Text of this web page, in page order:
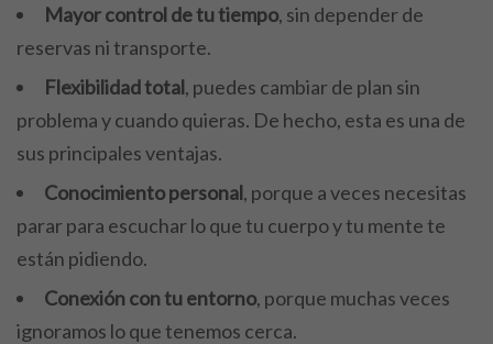
Mayor control de tu tiempo, sin depender de
reservas ni transporte.
Flexibilidad total, puedes cambiar de plan sin
problema y cuando quieras. De hecho, esta es una de
sus principales ventajas.
Conocimiento personal, porque a veces necesitas
parar para escuchar lo que tu cuerpo y tu mente te
están pidiendo.
Conexión con tu entorno, porque muchas veces
ignoramos lo que tenemos cerca.